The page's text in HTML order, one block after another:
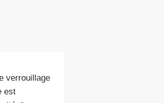
verrouillage
est